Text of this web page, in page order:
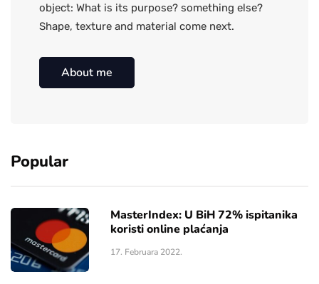
object: What is its purpose? something else?
Shape, texture and material come next.
About me
Popular
MasterIndex: U BiH 72% ispitanika
koristi online plaćanja
17. Februara 2022.